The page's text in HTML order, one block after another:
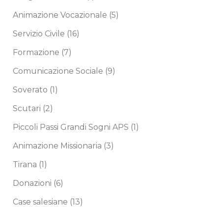
Animazione Vocazionale (5)
Servizio Civile (16)
Formazione (7)
Comunicazione Sociale (9)
Soverato (1)
Scutari (2)
Piccoli Passi Grandi Sogni APS (1)
Animazione Missionaria (3)
Tirana (1)
Donazioni (6)
Case salesiane (13)